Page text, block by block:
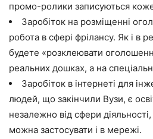
промо-ролики записуються
Заробіток на розміщенні
робота в сфері фрілансу. Як і в
будете «розклеювати
реальних дошках, а на
Заробіток в інтернеті для
людей, що закінчили Вузи, є
незалежно від сфери
можна застосувати і в мережі.